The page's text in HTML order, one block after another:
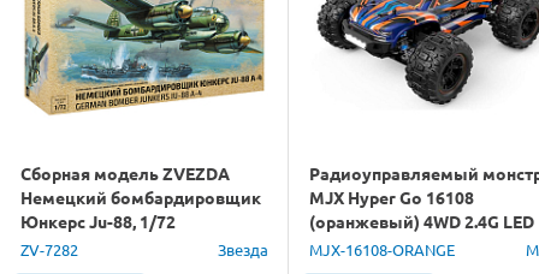
Сборная модель ZVEZDA
Немецкий бомбардировщик
Юнкерс Ju-88, 1/72
ZV-7282 Звезда
Радиоуправляемый
MJX Hyper Go 16108
(оранжевый) 4WD 2.4G LED
1/16 RTR
MJX-16108-ORANGE